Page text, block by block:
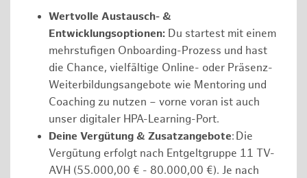
Wertvolle Austausch- &
Entwicklungsoptionen: Du startest mit einem
mehrstufigen Onboarding-Prozess und hast
die Chance, vielfältige Online- oder Präsenz-
Weiterbildungsangebote wie Mentoring und
Coaching zu nutzen – vorne voran ist auch
unser digitaler HPA-Learning-Port.
Deine Vergütung & Zusatzangebote: Die
Vergütung erfolgt nach Entgeltgruppe 11 TV-
AVH (55.000,00 € - 80.000,00 €). Je nach